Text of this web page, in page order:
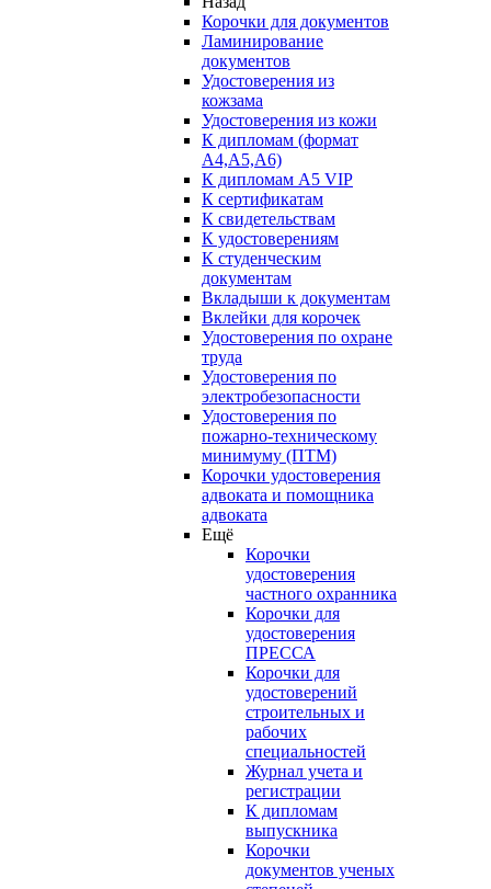
Корочки для документов
Ламинирование
документов
Удостоверения из
кожзама
Удостоверения из кожи
К дипломам (формат
А4,А5,А6)
К дипломам А5 VIP
К сертификатам
К свидетельствам
К удостоверениям
К студенческим
документам
Вкладыши к документам
Вклейки для корочек
Удостоверения по охране
труда
Удостоверения по
электробезопасности
Удостоверения по
пожарно-техническому
минимуму (ПТМ)
Корочки удостоверения
адвоката и помощника
адвоката
Ещё
Корочки
удостоверения
частного охранника
Корочки для
удостоверения
ПРЕССА
Корочки для
удостоверений
строительных и
рабочих
специальностей
Журнал учета и
регистрации
К дипломам
выпускника
Корочки
документов ученых